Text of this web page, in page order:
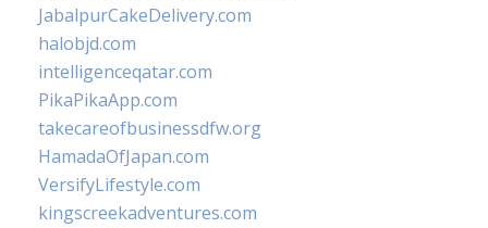
JabalpurCakeDelivery.com
halobjd.com
intelligenceqatar.com
PikaPikaApp.com
takecareofbusinessdfw.org
HamadaOfJapan.com
VersifyLifestyle.com
kingscreekadventures.com